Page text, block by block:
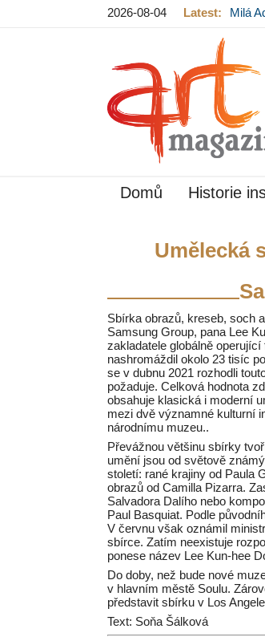
2026-08-04 Latest:
Milá
Domů Historie
Umělecká
Sbírka obrazů, kreseb, soch
Samsung Group, pana Lee
zakladatele globálně
nashromáždil okolo 23 tisíc
se v dubnu 2021 rozhodli
požaduje. Celková hodnota
obsahuje klasická i moderní
mezi dvě významné kulturní
národnímu muzeu..
Převážnou většinu sbírky
umění jsou od světově
století: rané krajiny od Paula
obrazů od Camilla Pizarra.
Salvadora Dalího nebo
Paul Basquiat. Podle
V červnu však oznámil
sbírce. Zatím neexistuje
ponese název Lee Kun-hee
Do doby, než bude nové
v hlavním městě Soulu.
představit sbírku v Los
Text: Soňa Šálková